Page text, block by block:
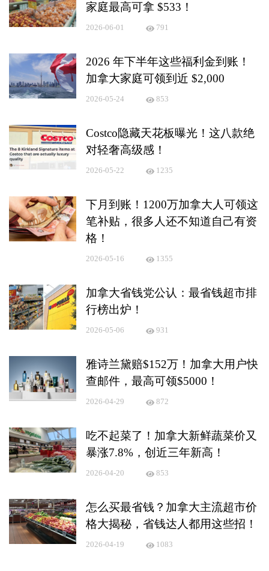
家庭最高可拿 $533！
2026-06-01 791
2026 年下半年这些福利金到账！
加拿大家庭可领到近 $2,000
2026-05-24 853
Costco隐藏天花板曝光！这八款绝
对轻奢高级感！
2026-05-22 1235
下月到账！1200万加拿大人可领这
笔补贴，很多人还不知道自己有资
格！
2026-05-16 1355
加拿大省钱党公认：最省钱超市排
行榜出炉！
2026-05-06 931
雅诗兰黛赔$152万！加拿大用户快
查邮件，最高可领$5000！
2026-04-29 872
吃不起菜了！加拿大新鲜蔬菜价又
暴涨7.8%，创近三年新高！
2026-04-20 853
怎么买最省钱？加拿大主流超市价
格大揭秘，省钱达人都用这些招！
2026-04-19 1083